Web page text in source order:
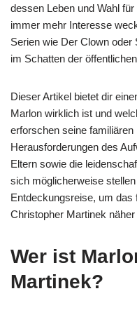
dessen Leben und Wahl
immer mehr Interesse
Serien wie Der Clown
im Schatten der
Dieser Artikel bietet dir
Marlon wirklich ist und
erforschen seine familiären
Herausforderungen des
Eltern sowie die
sich möglicherweise
Entdeckungsreise, um das
Christopher Martinek
Wer ist
Martinek?